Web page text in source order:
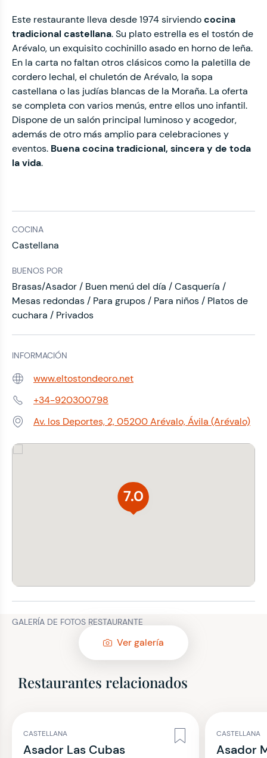
Este restaurante lleva desde 1974 sirviendococina
tradicional castellana. Su plato estrella es el tostón de
Arévalo, un exquisito cochinillo asado en horno de leña.
En la carta no faltan otros clásicos como la paletilla de
cordero lechal, el chuletón de Arévalo, la sopa
castellana o las judías blancas de la Moraña. La oferta
se completa con varios menús, entre ellos uno infantil.
Dispone de un salón principal luminoso y acogedor,
además de otro más amplio para celebraciones y
eventos. Buena cocina tradicional, sincera y de toda
la vida.
COCINA
Castellana
BUENOS POR
Brasas/Asador / Buen menú del día / Casquería /
Mesas redondas / Para grupos / Para niños / Platos de
cuchara / Privados
INFORMACIÓN
Web: www.eltostondeoro.net
Teléfono:+34-920300798
Dirección:Av. los Deportes, 2, 05200 Arévalo, Ávila (Arévalo)
7.0
GALERÍA DE FOTOS RESTAURANTE
Ver galería
Restaurantes relacionados
CASTELLANA
Asador Las Cubas
CASTELLANA
Asador